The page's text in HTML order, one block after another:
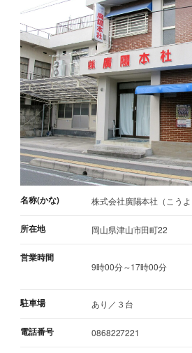
名称(かな) 株式会社廣陽本社（こうよ
所在地 岡山県津山市田町22
営業時間
9時00分～17時00分
駐車場 あり／３台
電話番号 0868227221